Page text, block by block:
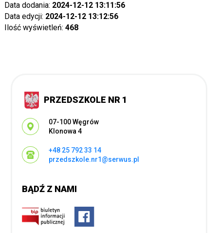
Data dodania: 2024-12-12 13:11:56
Data edycji: 2024-12-12 13:12:56
Ilość wyświetleń: 468
PRZEDSZKOLE NR 1
Adres pocztowy:
07-100 Węgrów
Klonowa 4
+48 25 792 33 14
przedszkole.nr1@serwus.pl
BĄDŹ Z NAMI